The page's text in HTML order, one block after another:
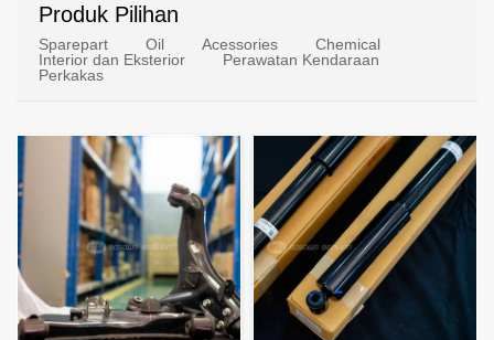
Produk Pilihan
Sparepart Oil Acessories
Chemical
Interior dan Eksterior
Perawatan Kendaraan
Perkakas